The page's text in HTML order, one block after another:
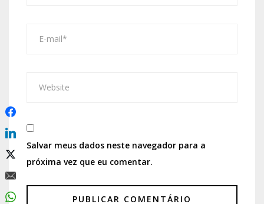
Salvar meus dados neste navegador para a
próxima vez que eu comentar.